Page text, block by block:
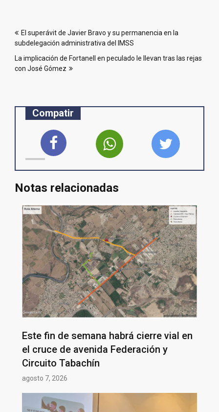
de
entradas
El superávit de Javier Bravo y su permanencia en la
subdelegación administrativa del IMSS
La implicación de Fortanell en peculado le llevan tras las rejas
con José Gómez
Compatir
Notas relacionadas
Este fin de semana habrá cierre vial en
el cruce de avenida Federación y
Circuito Tabachín
agosto 7, 2026